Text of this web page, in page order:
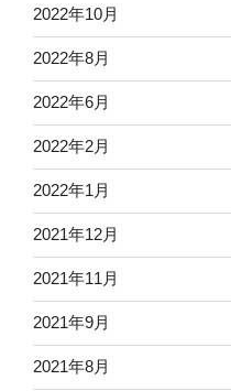
2022年10月
2022年8月
2022年6月
2022年2月
2022年1月
2021年12月
2021年11月
2021年9月
2021年8月